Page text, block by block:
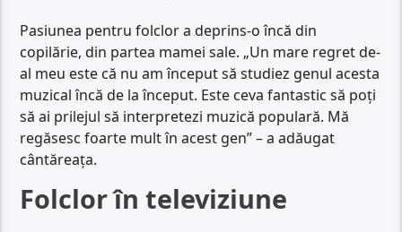
Pasiunea pentru folclor a deprins-o încă din
copilărie, din partea mamei sale. „Un mare regret de-
al meu este că nu am început să studiez genul acesta
muzical încă de la început. Este ceva fantastic să poți
să ai prilejul să interpretezi muzică populară. Mă
regăsesc foarte mult în acest gen” – a adăugat
cântăreața.
Folclor în televiziune